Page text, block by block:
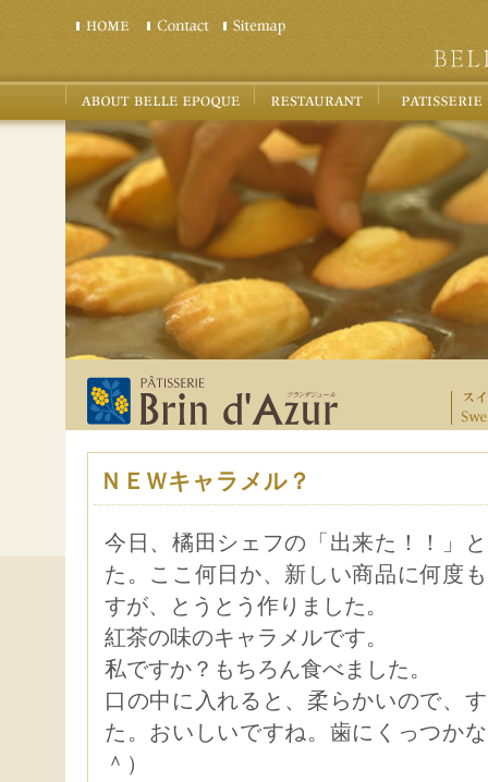
ＮＥＷキャラメル？
今日、橘田シェフの「出来た！！」
た。ここ何日か、新しい商品に何度
すが、とうとう作りました。
紅茶の味のキャラメルです。
私ですか？もちろん食べました。
口の中に入れると、柔らかいので、
た。おいしいですね。歯にくっつか
＾）